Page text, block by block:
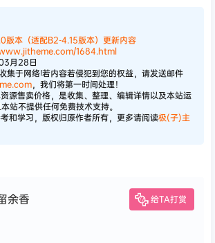
版本（适配B2-4.15版本）更新内容
1684.html
月28日
集于网络!若内容若侵犯到您的权益，请发送邮件
，我们将第一时间处理！
源售卖价格，是收集、整理、编辑详情以及本站运
站不提供任何免费技术支持。
和学习，版权归原作者所有，更多请阅读极(子)主
余香 给TA打赏